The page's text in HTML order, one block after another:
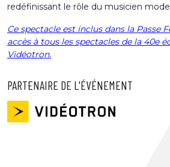
redéfinissant le rôle du musicien
Ce spectacle est inclus dans la Passe
accès à tous les spectacles de la 40e
Vidéotron.
PARTENAIRE DE L'ÉVÉNEMENT